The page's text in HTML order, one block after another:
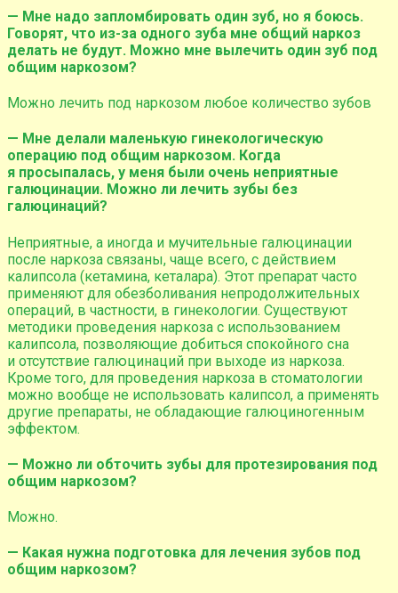
— Мне надо запломбировать один зуб, но я боюсь.
Говорят, что из-за одного зуба мне общий наркоз
делать не будут. Можно мне вылечить один зуб под
общим наркозом?
Можно лечить под наркозом любое количество зубов
— Мне делали маленькую гинекологическую
операцию под общим наркозом. Когда
я просыпалась, у меня были очень неприятные
галюцинации. Можно ли лечить зубы без
галюцинаций?
Неприятные, а иногда и мучительные галюцинации
после наркоза связаны, чаще всего, с действием
калипсола (кетамина, кеталара). Этот препарат часто
применяют для обезболивания непродолжительных
операций, в частности, в гинекологии. Существуют
методики проведения наркоза с использованием
калипсола, позволяющие добиться спокойного сна
и отсутствие галюцинаций при выходе из наркоза.
Кроме того, для проведения наркоза в стоматологии
можно вообще не использовать калипсол, а применять
другие препараты, не обладающие галюциногенным
эффектом.
— Можно ли обточить зубы для протезирования под
общим наркозом?
Можно.
— Какая нужна подготовка для лечения зубов под
общим наркозом?